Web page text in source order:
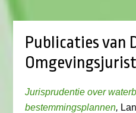
Publicaties van
Jurisprudentie over
bestemmingsplannen,